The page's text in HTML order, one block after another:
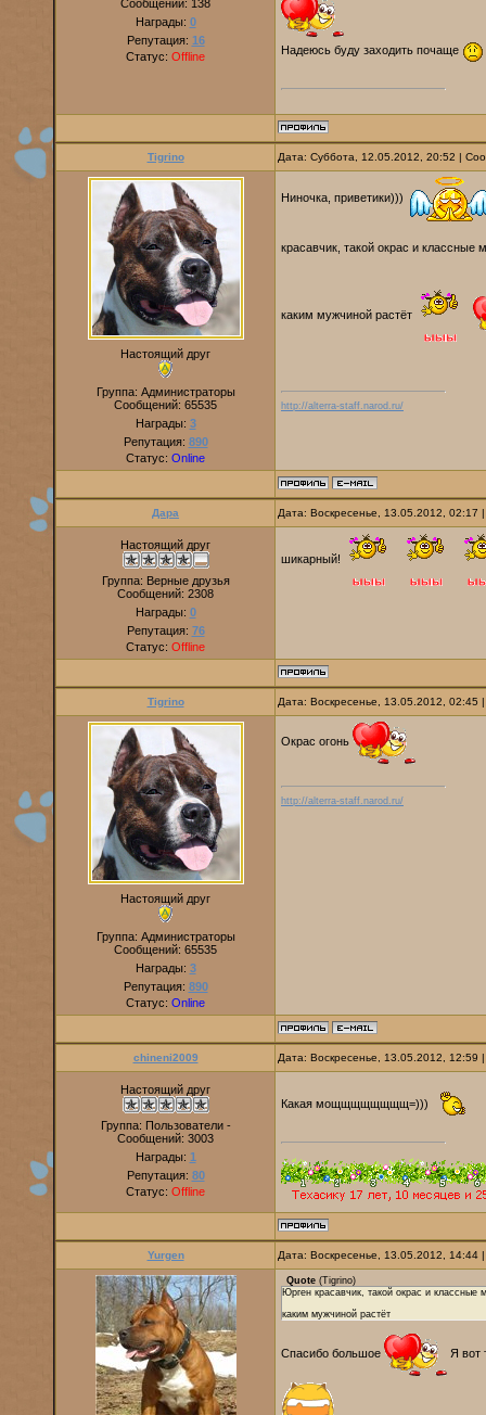
Сообщений: 138
Награды: 0
Репутация: 16
Статус: Offline Надеюсь буду заходить почаще
Tigrino Дата: Суббота, 12.05.2012, 20:52 |
Настоящий друг
Группа: Администраторы
Сообщений: 65535
Награды: 3
Репутация: 890
Статус: Online
Ниночка, приветики)))
красавчик, такой окрас и
каким мужчиной растёт
http://alterra-staff.narod.ru/
Дара Дата: Воскресенье, 13.05.2012,
Настоящий друг
Группа: Верные друзья
Сообщений: 2308
Награды: 0
Репутация: 76
Статус: Offline
шикарный!
Tigrino Дата: Воскресенье, 13.05.2012,
Настоящий друг
Группа: Администраторы
Сообщений: 65535
Награды: 3
Репутация: 890
Статус: Online
Окрас огонь
http://alterra-staff.narod.ru/
chineni2009 Дата: Воскресенье, 13.05.2012,
Настоящий друг
Группа: Пользователи -
Сообщений: 3003
Награды: 1
Репутация: 80
Статус: Offline
Какая мощщщщщщщщ=)))
Yurgen Дата: Воскресенье, 13.05.2012,
Quote (Tigrino)
Юрген красавчик, такой окрас и классные
каким мужчиной растёт
Спасибо большое Я вот